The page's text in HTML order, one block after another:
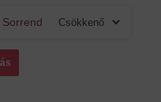
Sorrend